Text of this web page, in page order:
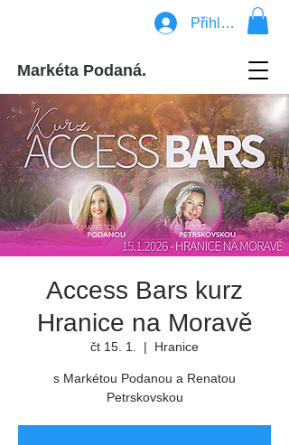
Přihlásit se
Markéta Podaná.
Access Bars kurz
Hranice na Moravě
čt 15. 1.
  |
Hranice
s Markétou Podanou a Renatou
Petrskovskou